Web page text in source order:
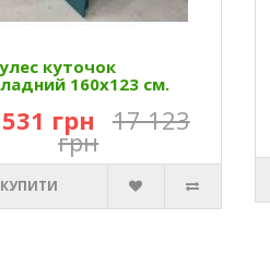
куточок
160х123 см.
грн 17 123
грн
КУПИТИ